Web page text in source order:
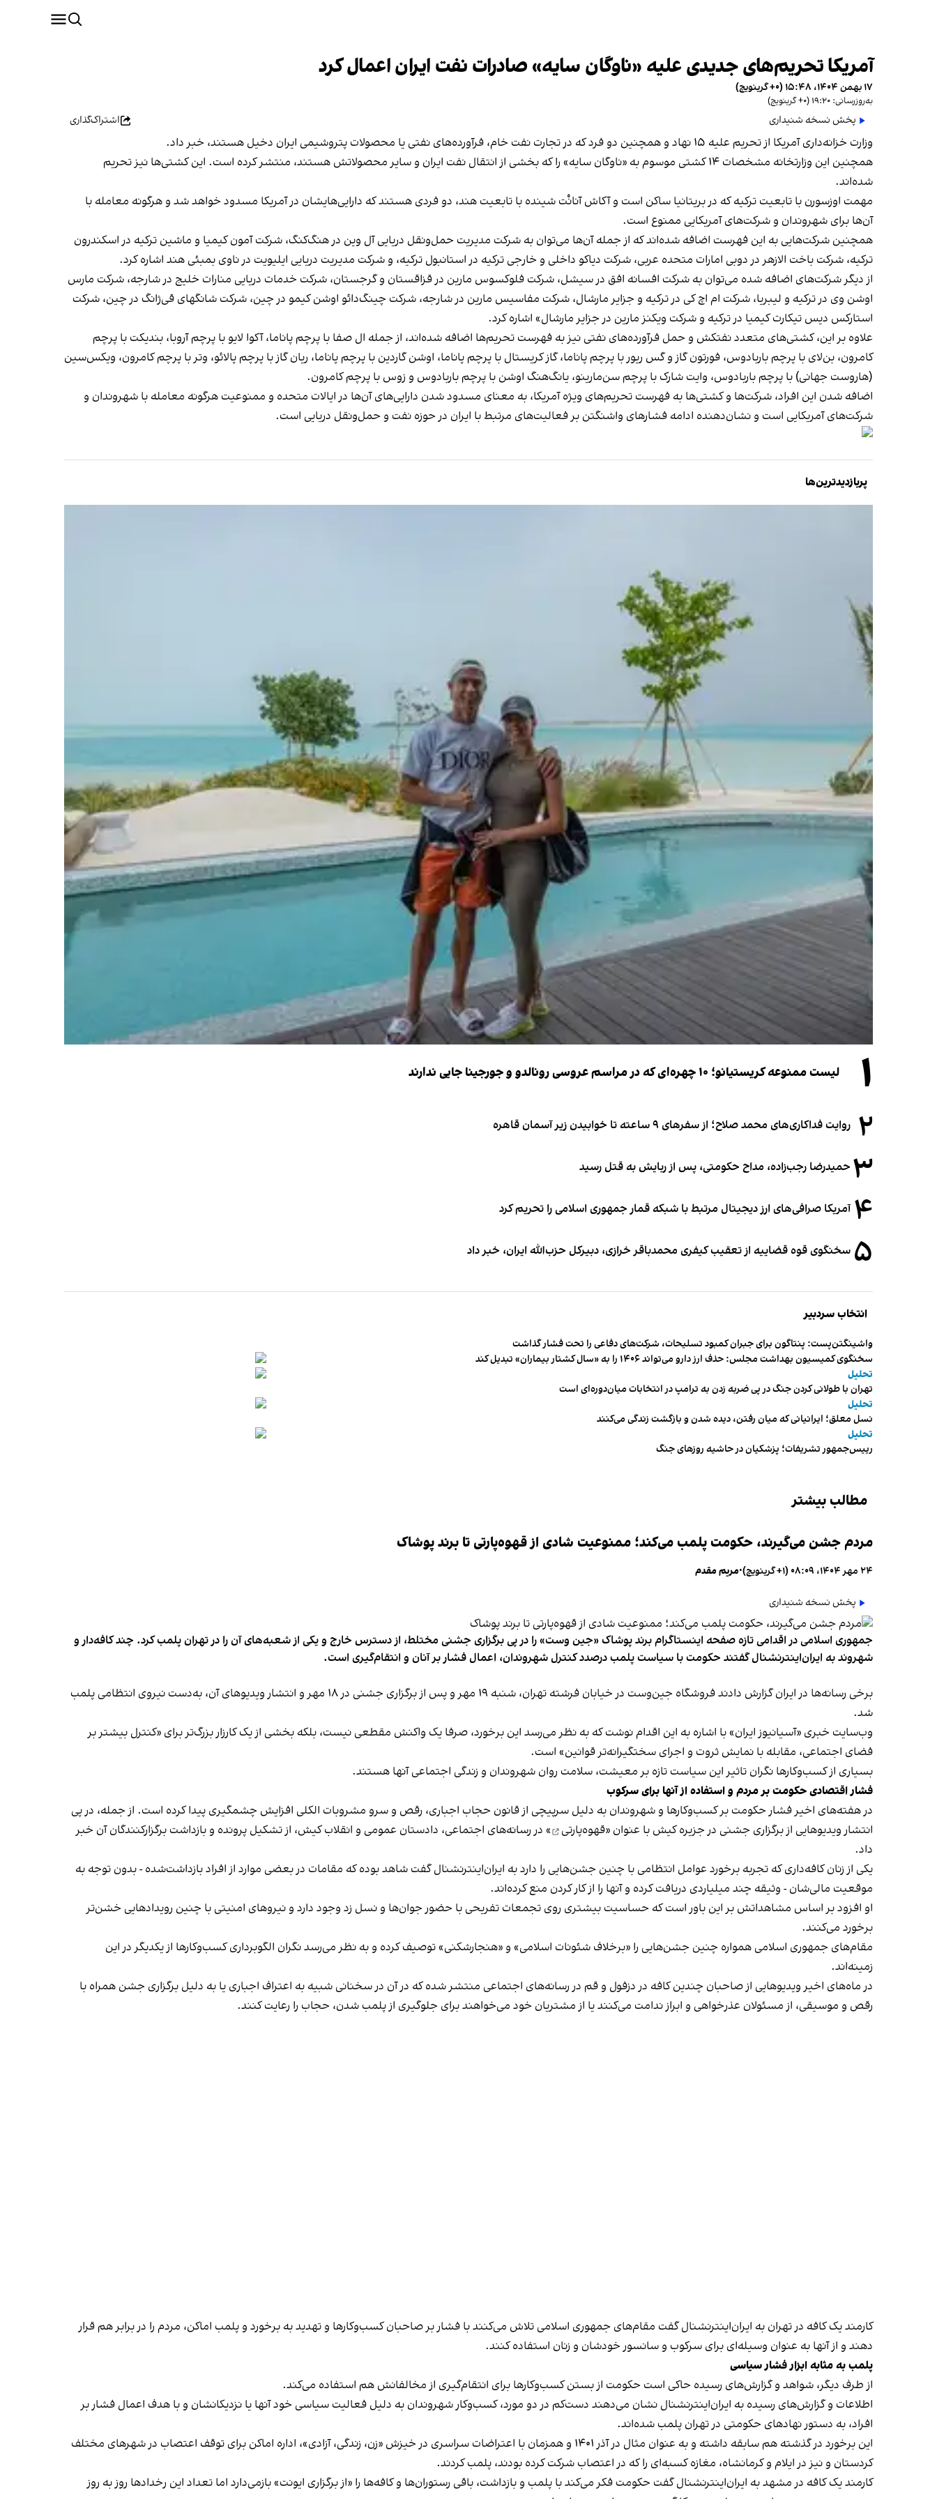
آمریکا تحریم‌های جدیدی علیه «ناوگان سایه» صادرات نفت ایران اعمال کرد
۱۷ بهمن ۱۴۰۴، ۱۵:۴۸ (‎+۰ گرینویچ)
به‌روزرسانی: ۱۹:۲۰ (‎+۰ گرینویچ)
پخش نسخه شنیداری اشتراک‌گذاری
وزارت خزانه‌داری آمریکا از تحریم علیه ۱۵ نهاد و همچنین دو فرد که در تجارت نفت خام، فرآورده‌های نفتی یا محصولات پتروشیمی ایران دخیل هستند، خبر داد.
همچنین این وزارتخانه مشخصات ۱۴ کشتی موسوم به «ناوگان سایه» را که بخشی از انتقال نفت ایران و سایر محصولاتش هستند، منتشر کرده است. این کشتی‌ها نیز تحریم
شده‌‌اند.
مهمت اوزسورن با تابعیت ترکیه که در بریتانیا ساکن است و آکاش آنانْت شینده با تابعیت هند، دو فردی هستند که دارایی‌هایشان در آمریکا مسدود خواهد شد و هرگونه معامله با
آن‌ها برای شهروندان و شرکت‌های آمریکایی ممنوع است.
همچنین شرکت‌هایی به این فهرست اضافه شده‌اند که از جمله آن‌ها می‌توان به شرکت مدیریت حمل‌ونقل دریایی آل وین در هنگ‌کنگ، شرکت آمون کیمیا و ماشین ترکیه در اسکندرون
ترکیه، شرکت باخت الازهر در دوبی امارات متحده عربی، شرکت دیاکو داخلی و خارجی ترکیه در استانبول ترکیه، و شرکت مدیریت دریایی ایلیویت در ناوی بمبئی هند اشاره کرد.
از دیگر شرکت‌های اضافه شده می‌توان به شرکت افسانه افق در سیشل، شرکت فلوکسوس مارین در قزاقستان و گرجستان، شرکت خدمات دریایی منارات خلیج در شارجه، شرکت مارس
اوشن وی در ترکیه و لیبریا، شرکت ام اچ کی در ترکیه و جزایر مارشال، شرکت مفاسیس مارین در شارجه، شرکت چینگ‌دائو اوشن کیمو در چین، شرکت شانگهای قی‌ژانگ در چین، شرکت
استارکس دیس تیکارت کیمیا در ترکیه و شرکت ویکنز مارین در جزایر مارشال» اشاره کرد.
علاوه بر این، کشتی‌های متعدد نفتکش و حمل فرآورده‌های نفتی نیز به فهرست تحریم‌ها اضافه شده‌اند، از جمله ال صفا با پرچم پاناما، آکوا لایو با پرچم آروبا، بندیکت با پرچم
کامرون، بن‌لای با پرچم باربادوس، فورتون گاز و گس ریور با پرچم پاناما، گاز کریستال با پرچم پاناما، اوشن گاردین با پرچم پاناما، ریان گاز با پرچم پالائو، وتر با پرچم کامرون، ویکس‌سین
(هاروست جهانی) با پرچم باربادوس، وایت شارک با پرچم سن‌مارینو، یانگ‌هنگ اوشن با پرچم باربادوس و زوس با پرچم کامرون.
اضافه شدن این افراد، شرکت‌ها و کشتی‌ها به فهرست تحریم‌های ویژه آمریکا، به معنای مسدود شدن دارایی‌های آن‌ها در ایالات متحده و ممنوعیت هرگونه معامله با شهروندان و
شرکت‌های آمریکایی است و نشان‌دهنده ادامه فشارهای واشنگتن بر فعالیت‌های مرتبط با ایران در حوزه نفت و حمل‌ونقل دریایی است.
پربازدیدترین‌ها
۱ لیست ممنوعه کریستیانو؛ ۱۰ چهره‌ای که در مراسم عروسی رونالدو و جورجینا جایی ندارند
۲ روایت فداکاری‌های محمد صلاح؛ از سفرهای ۹ ساعته تا خوابیدن زیر آسمان قاهره
۳ حمیدرضا رجب‌زاده، مداح حکومتی، پس از ربایش به قتل رسید
۴ آمریکا صرافی‌های ارز دیجیتال مرتبط با شبکه قمار جمهوری اسلامی را تحریم کرد
۵ سخنگوی قوه قضاییه از تعقیب کیفری محمدباقر خرازی، دبیر‌کل حزب‌الله ایران، خبر داد
انتخاب سردبیر
واشینگتن‌پست: پنتاگون برای جبران کمبود تسلیحات، شرکت‌های دفاعی را تحت فشار گذاشت
سخنگوی کمیسیون بهداشت مجلس: حذف ارز دارو می‌تواند ۱۴۰۶ را به «سال کشتار بیماران» تبدیل کند
تحلیل
تهران با طولانی کردن جنگ در پی ضربه زدن به ترامپ در انتخابات میان‌دوره‌ای است
تحلیل
نسل معلق؛ ایرانیانی که میان رفتن، دیده شدن و بازگشت زندگی می‌کنند
تحلیل
رییس‌جمهور تشریفات؛ پزشکیان در حاشیه روزهای جنگ
مطالب بیشتر
مردم جشن می‌گیرند، حکومت پلمب می‌کند؛ ممنوعیت شادی از قهوه‌پارتی تا برند پوشاک
۲۴ مهر ۱۴۰۴، ۰۸:۰۹ (‎+۱ گرینویچ) •مریم مقدم
پخش نسخه شنیداری
جمهوری اسلامی در اقدامی تازه صفحه اینستاگرام برند پوشاک «جین وست» را در پی برگزاری جشنی مختلط، از دسترس خارج و یکی از شعبه‌های آن را در تهران پلمب کرد. چند کافه‌‌دار و
شهروند به ایران‌اینترنشنال گفتند حکومت با سیاست پلمب درصدد کنترل شهروندان، اعمال فشار بر آنان و انتقام‌گیری است.
برخی رسانه‌ها در ایران گزارش دادند فروشگاه جین‌وست در خیابان فرشته تهران، شنبه ۱۹ مهر و پس از برگزاری جشنی در ۱۸ مهر و انتشار ویدیوهای آن، به‌دست نیروی انتظامی پلمب
شد.
وب‌سایت خبری «آسیانیوز ایران» با اشاره به این اقدام نوشت که به نظر می‌رسد این برخورد، صرفا یک واکنش مقطعی نیست، بلکه بخشی از یک کارزار بزرگ‌تر برای «کنترل بیشتر بر
فضای اجتماعی، مقابله با نمایش ثروت و اجرای سختگیرانه‌تر قوانین» است.
بسیاری از کسب‌وکارها نگران تاثیر این سیاست‌ تازه بر معیشت، سلامت روان شهروندان و زندگی اجتماعی آنها هستند.
فشار اقتصادی حکومت بر مردم و استفاده از آنها برای سرکوب
در هفته‌های اخیر فشار حکومت بر کسب‌وکارها و شهروندان به دلیل سرپیچی از قانون حجاب اجباری، رقص و سرو مشروبات الکلی افزایش چشمگیری پیدا کرده است. از جمله، در پی
انتشار ویدیوهایی از برگزاری جشنی در جزیره کیش با عنوان «قهوه‌پارتی
» در رسانه‌های اجتماعی، دادستان عمومی و انقلاب کیش، از تشکیل پرونده و بازداشت برگزارکنندگان آن خبر
داد.
یکی از زنان کافه‌داری که تجربه برخورد عوامل انتظامی با چنین جشن‌هایی را دارد به ایران‌اینترنشنال گفت شاهد بوده که مقامات در بعضی موارد از افراد بازداشت‌‌شده - بدون توجه به
موقعیت مالی‌شان - وثیقه چند میلیاردی دریافت کرده و آنها را از کار کردن منع کرده‌اند.
او افزود بر اساس مشاهداتش بر این باور است که حساسیت بیشتری روی تجمعات تفریحی با حضور جوان‌ها و نسل زد وجود دارد و نیروهای امنیتی با چنین رویدادهایی خشن‌تر
برخورد می‌کنند.
مقام‌های جمهوری اسلامی همواره چنین جشن‌هایی را «برخلاف شئونات اسلامی» و «هنجارشکنی» توصیف کرده و به نظر می‌رسد نگران الگوبرداری کسب‌وکارها از یکدیگر در این
زمینه‌اند.
در ماه‌های اخیر ویدیوهایی از صاحبان چندین کافه در دزفول و قم در رسانه‌های اجتماعی منتشر شده که در آن در سخنانی شبیه به اعتراف اجباری یا به دلیل برگزاری جشن همراه با
رقص و موسیقی، از مسئولان عذرخواهی و ابراز ندامت می‌کنند یا از مشتریان خود می‌خواهند برای جلوگیری از پلمب شدن، حجاب را رعایت کنند.
کارمند یک کافه در تهران به ایران‌اینترنشنال گفت مقام‌های جمهوری اسلامی تلاش می‌کنند با فشار بر صاحبان کسب‌وکارها و تهدید به برخورد و پلمب اماکن، مردم را در برابر هم قرار
دهند و از آنها به عنوان وسیله‌ای برای سرکوب و سانسور خودشان و زنان استفاده کنند.
پلمب به مثابه ابزار فشار سیاسی
از طرف دیگر، شواهد و گزارش‌های رسیده حاکی است حکومت از بستن کسب‌وکارها برای انتقام‌گیری از مخالفانش هم استفاده می‌کند.
اطلاعات و گزارش‌های رسیده به ایران‌اینترنشنال نشان می‌دهند دست‌کم در دو مورد، کسب‌وکار شهروندان به دلیل فعالیت سیاسی خود آنها یا نزدیکانشان و با هدف اعمال فشار بر
افراد، به دستور نهادهای حکومتی در تهران پلمب شده‌اند.
این برخورد در گذشته هم سابقه داشته و به عنوان مثال در آذر ۱۴۰۱ و همزمان با اعتراضات سراسری در خیزش «زن، زندگی، آزادی»، اداره اماکن برای توقف اعتصاب در شهرهای مختلف
کردستان و نیز در ایلام و کرمانشاه، مغازه کسبه‌ای را که در اعتصاب شرکت کرده بودند، پلمب کردند.
کارمند یک کافه در مشهد به ایران‌اینترنشنال گفت حکومت فکر می‌کند با پلمب و بازداشت، باقی رستوران‌ها و کافه‌ها را «از برگزاری ایونت» بازمی‌دارد اما تعداد این رخدادها روز به روز